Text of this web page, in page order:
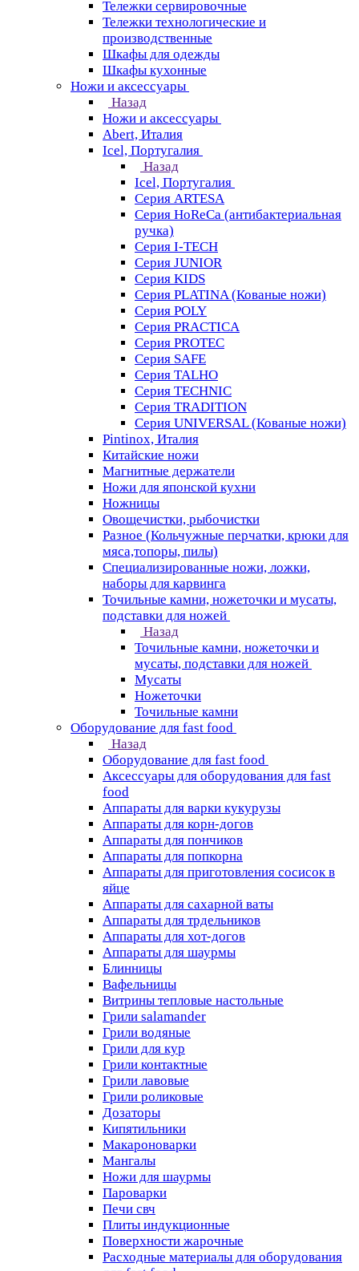
Тележки сервировочные
Тележки технологические и
производственные
Шкафы для одежды
Шкафы кухонные
Ножи и аксессуары
Назад
Ножи и аксессуары
Abert, Италия
Icel, Португалия
Назад
Icel, Португалия
Серия ARTESA
Серия HoReCa (антибактериальная
ручка)
Серия I-TECH
Серия JUNIOR
Серия KIDS
Серия PLATINA (Кованые ножи)
Серия POLY
Серия PRACTICA
Серия PROTEC
Серия SAFE
Серия TALHO
Серия TECHNIC
Серия TRADITION
Серия UNIVERSAL (Кованые ножи)
Pintinox, Италия
Китайские ножи
Магнитные держатели
Ножи для японской кухни
Ножницы
Овощечистки, рыбочистки
Разное (Кольчужные перчатки, крюки для
мяса,топоры, пилы)
Специализированные ножи, ложки,
наборы для карвинга
Точильные камни, ножеточки и мусаты,
подставки для ножей
Назад
Точильные камни, ножеточки и
мусаты, подставки для ножей
Мусаты
Ножеточки
Точильные камни
Оборудование для fast food
Назад
Оборудование для fast food
Аксессуары для оборудования для fast
food
Аппараты для варки кукурузы
Аппараты для корн-догов
Аппараты для пончиков
Аппараты для попкорна
Аппараты для приготовления сосисок в
яйце
Аппараты для сахарной ваты
Аппараты для трдельников
Аппараты для хот-догов
Аппараты для шаурмы
Блинницы
Вафельницы
Витрины тепловые настольные
Грили salamander
Грили водяные
Грили для кур
Грили контактные
Грили лавовые
Грили роликовые
Дозаторы
Кипятильники
Макароноварки
Мангалы
Ножи для шаурмы
Пароварки
Печи свч
Плиты индукционные
Поверхности жарочные
Расходные материалы для оборудования